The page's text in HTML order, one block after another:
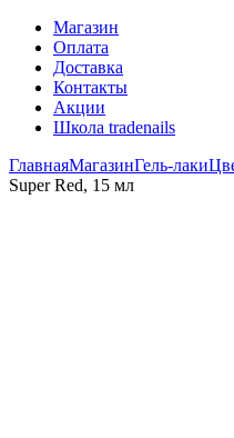
Магазин
Оплата
Доставка
Контакты
Акции
Школа tradenails
ГлавнаяМагазинГель-лаки
Super Red, 15 мл